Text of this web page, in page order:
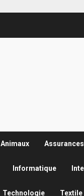
Animaux Assurances
Informatique
Technologie Textile